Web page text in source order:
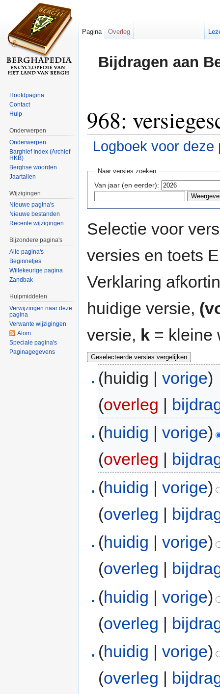
Bijdragen aan
968:
Logboek voor deze
Naar versies zoeken
Van jaar (en eerder):
Selectie voor
versies en toets
Verklaring
huidige versie,
versie, k = kleine
(huidig |vorige)
(overleg |
(huidig |vorige)
(overleg
(huidig |vorige)
(overleg |
(huidig |vorige)
(overleg |
(huidig |vorige)
(overleg |
(huidig |vorige)
(overleg |
Pagina Overleg
Hoofdpagina
Contact
Hulp
Onderwerpen
Onderwerpen
Barghief Index (Archief
HKB)
Berghse woorden
Jaartallen
Wijzigingen
Nieuwe pagina's
Nieuwe bestanden
Recente wijzigingen
Bijzondere pagina's
Alle pagina's
Beginnetjes
Willekeurige pagina
Zandbak
Hulpmiddelen
Verwijzingen naar deze
pagina
Verwante wijzigingen
Atom
Speciale pagina's
Paginagegevens